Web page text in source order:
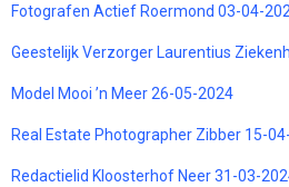
Fotografen Actief Roermond 03-04-
Geestelijk Verzorger Laurentius
Model Mooi ’n Meer 26-05-2024
Real Estate Photographer Zibber 15-
Redactielid Kloosterhof Neer 31-03-